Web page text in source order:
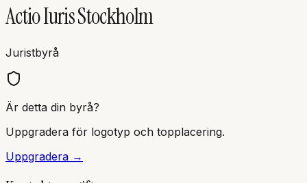
Actio Iuris Stockholm
Juristbyrå
Är detta din byrå?
Uppgradera för logotyp och topplacering.
Uppgradera →